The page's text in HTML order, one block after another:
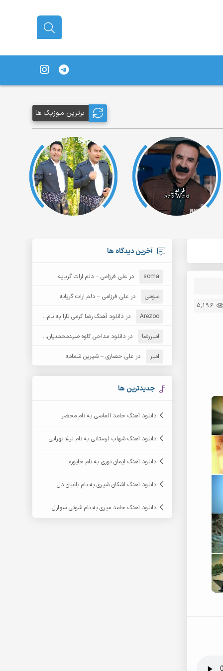
برترین مـوزیک ها
5,196
آخرین دیدگاه ها
soma درعلی فرزامی – دلم ارات گریایه
سومی درعلی فرزامی – دلم ارات گریایه
Arezoo دردانلود آهنگ رضا کرمی تارا به نام قمار
امیررضا دردانلود مداحی کاوه صیدمحمدیان به نام سردار باوفا
امیر درعلی حصاری – شیرین شمامه
جدیدترین ها
دانلود آهنگ حامد الماسی به نام محضر
دانلود آهنگ شهاب لرستانی به نام لیلا تهرانی
دانلود آهنگ ایمان نوری به نام خاپوره
دانلود آهنگ اشکان شیری به نام باغبان دل
دانلود آهنگ حامد میری به نام شوتی سوارل